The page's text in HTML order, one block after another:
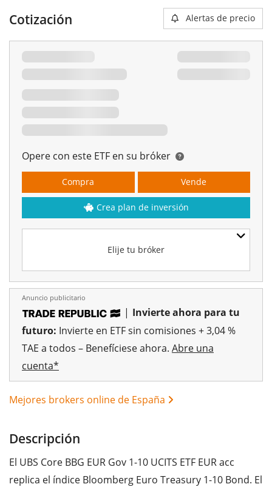
Cotización Alertas de precio
Opere con este ETF en su bróker
Elije tu bróker
Compra Vende
Crea plan de inversión
Anuncio publicitario
| Invierte ahora para tu
futuro: Invierte en ETF sin comisiones + 3,04 %
TAE a todos – Benefíciese ahora. Abre una
cuenta*
Mejores brokers online de España
Descripción
El UBS Core BBG EUR Gov 1-10 UCITS ETF EUR acc
replica el índice Bloomberg Euro Treasury 1-10 Bond. El